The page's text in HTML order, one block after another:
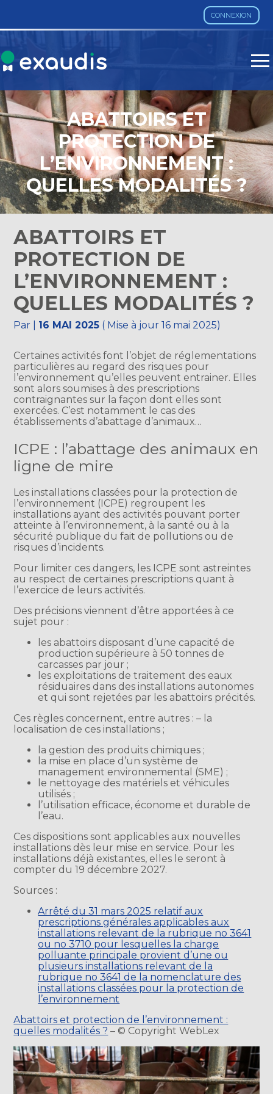
CONNEXION
Aller
ABATTOIRS ET
PROTECTION DE
L’ENVIRONNEMENT :
QUELLES MODALITÉS ?
ABATTOIRS ET
PROTECTION DE
L’ENVIRONNEMENT :
QUELLES MODALITÉS ?
Par 16 MAI 2025 ( Mise à jour 16 mai 2025)
Certaines activités font l’objet de réglementations
particulières au regard des risques pour
l’environnement qu’elles peuvent entrainer. Elles
sont alors soumises à des prescriptions
contraignantes sur la façon dont elles sont
exercées. C’est notamment le cas des
établissements d’abattage d’animaux…
ICPE : l’abattage des animaux en
ligne de mire
Les installations classées pour la protection de
l’environnement (ICPE) regroupent les
installations ayant des activités pouvant porter
atteinte à l’environnement, à la santé ou à la
sécurité publique du fait de pollutions ou de
risques d’incidents.
Pour limiter ces dangers, les ICPE sont astreintes
au respect de certaines prescriptions quant à
l’exercice de leurs activités.
Des précisions viennent d’être apportées à ce
sujet pour :
les abattoirs disposant d’une capacité de
production supérieure à 50 tonnes de
carcasses par jour ;
les exploitations de traitement des eaux
résiduaires dans des installations autonomes
et qui sont rejetées par les abattoirs précités.
Ces règles concernent, entre autres : – la
localisation de ces installations ;
la gestion des produits chimiques ;
la mise en place d’un système de
management environnemental (SME) ;
le nettoyage des matériels et véhicules
utilisés ;
l’utilisation efficace, économe et durable de
l’eau.
Ces dispositions sont applicables aux nouvelles
installations dès leur mise en service. Pour les
installations déjà existantes, elles le seront à
compter du 19 décembre 2027.
Sources :
Arrêté du 31 mars 2025 relatif aux
prescriptions générales applicables aux
installations relevant de la rubrique no 3641
ou no 3710 pour lesquelles la charge
polluante principale provient d’une ou
plusieurs installations relevant de la
rubrique no 3641 de la nomenclature des
installations classées pour la protection de
l’environnement
Abattoirs et protection de l’environnement :
quelles modalités ? – © Copyright WebLex